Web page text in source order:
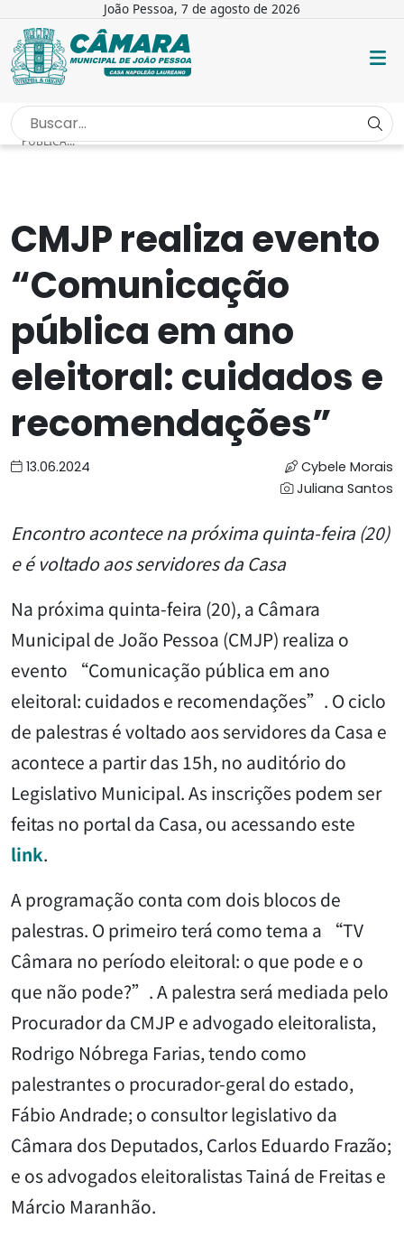
João Pessoa, 7 de agosto de 2026
INÍCIO /
PÚBLICA...
CMJP realiza evento
“Comunicação
pública em ano
eleitoral: cuidados e
recomendações”
13.06.2024
Cybele Morais
Juliana Santos
Encontro acontece na próxima quinta-feira (20)
e é voltado aos servidores da Casa
Na próxima quinta-feira (20), a Câmara
Municipal de João Pessoa (CMJP) realiza o
evento “Comunicação pública em ano
eleitoral: cuidados e recomendações”. O ciclo
de palestras é voltado aos servidores da Casa e
acontece a partir das 15h, no auditório do
Legislativo Municipal. As inscrições podem ser
feitas no portal da Casa, ou acessando este
link.
A programação conta com dois blocos de
palestras. O primeiro terá como tema a “TV
Câmara no período eleitoral: o que pode e o
que não pode?”. A palestra será mediada pelo
Procurador da CMJP e advogado eleitoralista,
Rodrigo Nóbrega Farias, tendo como
palestrantes o procurador-geral do estado,
Fábio Andrade; o consultor legislativo da
Câmara dos Deputados, Carlos Eduardo Frazão;
e os advogados eleitoralistas Tainá de Freitas e
Márcio Maranhão.